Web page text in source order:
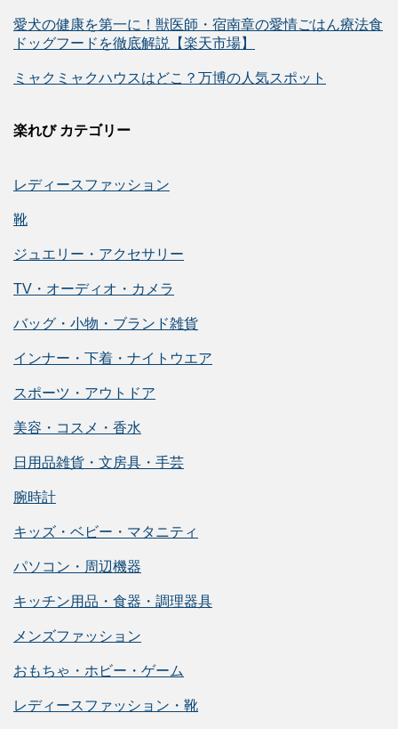
愛犬の健康を第一に！獣医師・宿南章の愛情ごはん療法食
ドッグフードを徹底解説【楽天市場】
ミャクミャクハウスはどこ？万博の人気スポット
楽れび カテゴリー
レディースファッション
靴
ジュエリー・アクセサリー
TV・オーディオ・カメラ
バッグ・小物・ブランド雑貨
インナー・下着・ナイトウエア
スポーツ・アウトドア
美容・コスメ・香水
日用品雑貨・文房具・手芸
腕時計
キッズ・ベビー・マタニティ
パソコン・周辺機器
キッチン用品・食器・調理器具
メンズファッション
おもちゃ・ホビー・ゲーム
レディースファッション・靴